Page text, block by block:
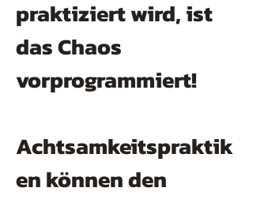
praktiziert wird, ist
das Chaos
vorprogrammiert!
Achtsamkeitspraktik
en können den